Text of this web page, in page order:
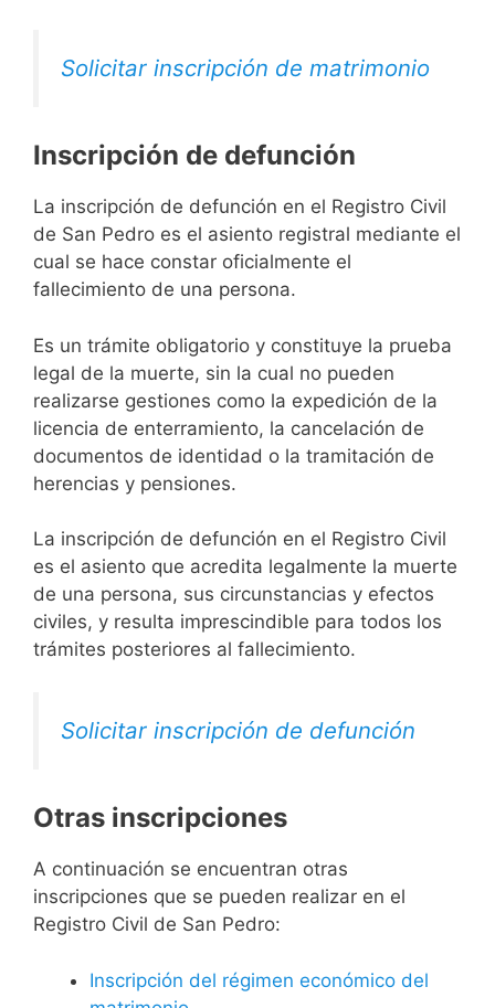
Solicitar inscripción de matrimonio
Inscripción de defunción
La inscripción de defunción en el Registro Civil
de San Pedro es el asiento registral mediante el
cual se hace constar oficialmente el
fallecimiento de una persona.
Es un trámite obligatorio y constituye la prueba
legal de la muerte, sin la cual no pueden
realizarse gestiones como la expedición de la
licencia de enterramiento, la cancelación de
documentos de identidad o la tramitación de
herencias y pensiones.
La inscripción de defunción en el Registro Civil
es el asiento que acredita legalmente la muerte
de una persona, sus circunstancias y efectos
civiles, y resulta imprescindible para todos los
trámites posteriores al fallecimiento.
Solicitar inscripción de defunción
Otras inscripciones
A continuación se encuentran otras
inscripciones que se pueden realizar en el
Registro Civil de San Pedro:
Inscripción del régimen económico del